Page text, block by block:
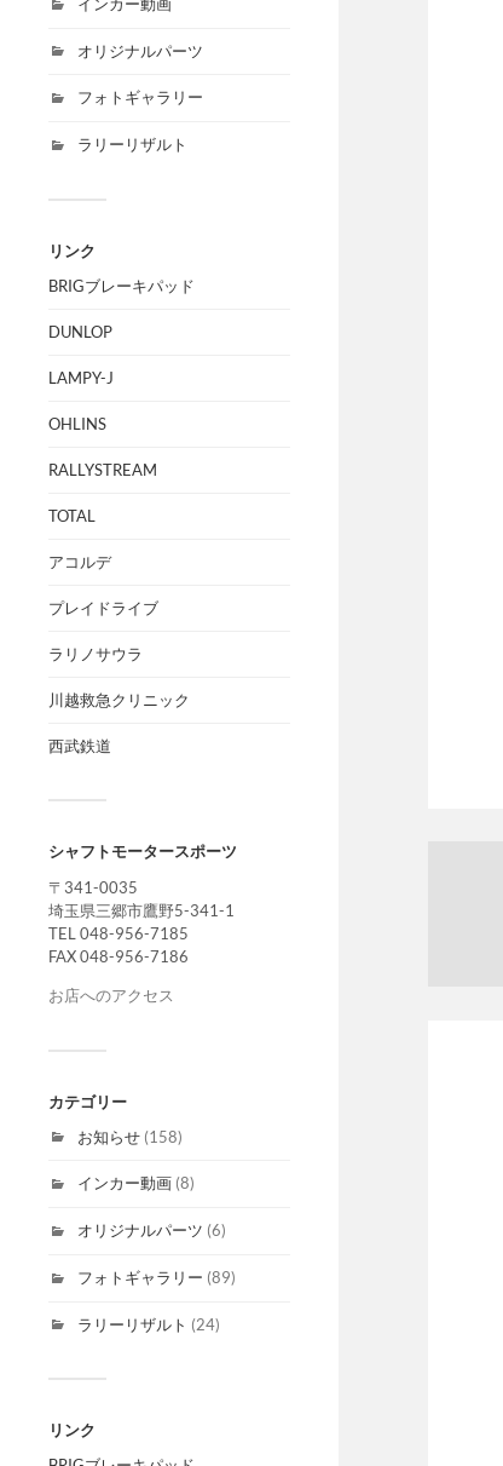
オリジナルパーツ
フォトギャラリー
ラリーリザルト
リンク
BRIGブレーキパッド
DUNLOP
LAMPY-J
OHLINS
RALLYSTREAM
TOTAL
アコルデ
プレイドライブ
ラリノサウラ
川越救急クリニック
西武鉄道
シャフトモータースポーツ
〒341-0035
埼玉県三郷市鷹野5-341-1
TEL 048-956-7185
FAX 048-956-7186
お店へのアクセス
カテゴリー
お知らせ (158)
インカー動画 (8)
オリジナルパーツ (6)
フォトギャラリー (89)
ラリーリザルト (24)
リンク